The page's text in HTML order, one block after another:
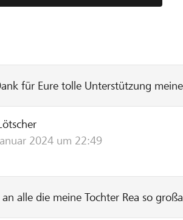
für Eure tolle Unterstützung
2024 um 22:49
an alle die meine Tochter Rea so